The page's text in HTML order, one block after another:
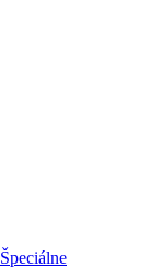
Špeciálne